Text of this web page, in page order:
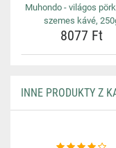
Muhondo - világos
szemes kávé,
8077 Ft
INNE PRODUKTY Z